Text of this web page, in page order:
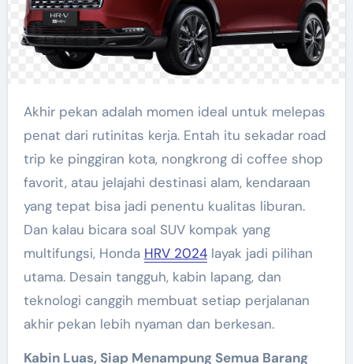
Akhir pekan adalah momen ideal untuk melepas
penat dari rutinitas kerja. Entah itu sekadar road
trip ke pinggiran kota, nongkrong di coffee shop
favorit, atau jelajahi destinasi alam, kendaraan
yang tepat bisa jadi penentu kualitas liburan.
Dan kalau bicara soal SUV kompak yang
multifungsi, Honda HRV 2024layak jadi pilihan
utama. Desain tangguh, kabin lapang, dan
teknologi canggih membuat setiap perjalanan
akhir pekan lebih nyaman dan berkesan.
Kabin Luas, Siap Menampung Semua Barang